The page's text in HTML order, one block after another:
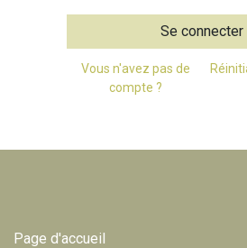
Se connecter
Vous n'avez pas de
compte ?
Page d'accueil